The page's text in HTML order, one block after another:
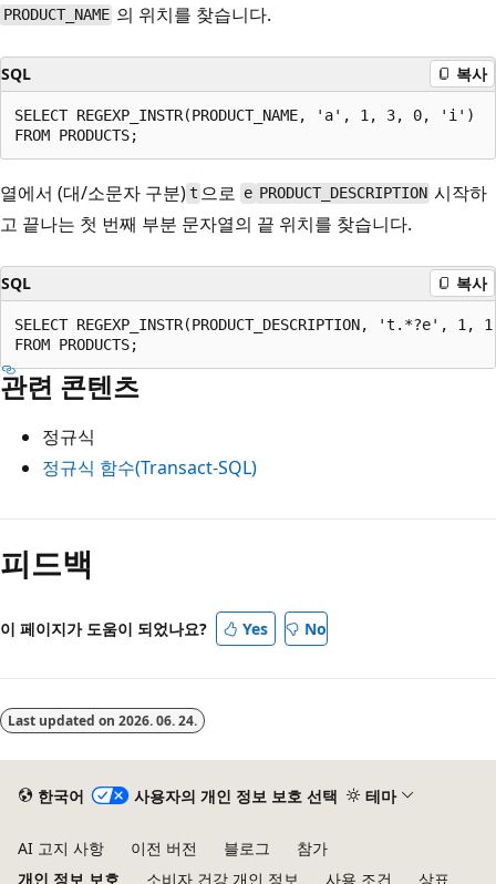
PRODUCT_NAME 의 위치를 찾습니다.
SQL 복사
SELECT REGEXP_INSTR(PRODUCT_NAME, 'a', 1, 3, 0, 'i')
열에서 (대/소문자 구분)t 으로 e PRODUCT_DESCRIPTION 시작하
고 끝나는 첫 번째 부분 문자열의 끝 위치를 찾습니다.
SQL 복사
SELECT REGEXP_INSTR(PRODUCT_DESCRIPTION, 't.*?e', 1,
관련 콘텐츠
정규식
정규식 함수(Transact-SQL)
읽
모
사
함
피드백
이 페이지가 도움이 되었나요? Yes No
Last updated on 2026. 06. 24.
한국어 사용자의 개인 정보 보호 선택 테마
AI 고지 사항 이전 버전 블로그
참가
개인 정보 보호
소비자 건강 개인 정보 사용 조건 상표